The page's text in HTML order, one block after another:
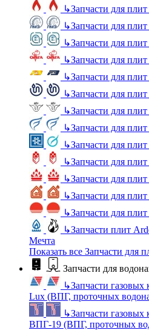
↳Запчасти для
↳Запчасти для
↳Запчасти для
↳Запчасти для
↳Запчасти для
↳Запчасти для
↳Запчасти для
↳Запчасти для
↳Запчасти для
↳Запчасти для
↳Запчасти для
↳Запчасти для
↳Запчасти для
↳Запчасти плит
Мечта
Показать все Запчасти для
Запчасти для
↳Запчасти
Lux (ВПГ, проточных
↳Запчасти
ВПГ-19 (ВПГ, проточных